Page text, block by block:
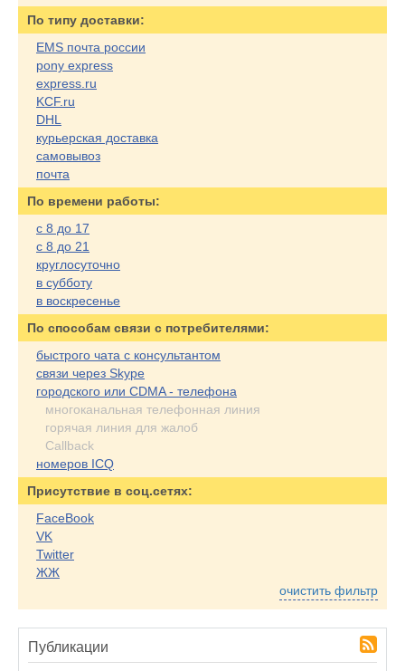
По типу доставки:
EMS почта россии
pony express
express.ru
KCF.ru
DHL
курьерская доставка
самовывоз
почта
По времени работы:
с 8 до 17
с 8 до 21
круглосуточно
в субботу
в воскресенье
По cпособам связи с потребителями:
быстрого чата с консультантом
связи через Skype
городского или CDMA - телефона
многоканальная телефонная линия
горячая линия для жалоб
Callback
номеров ICQ
Присутствие в соц.сетях:
FaceBook
VK
Twitter
ЖЖ
очистить фильтр
Публикации